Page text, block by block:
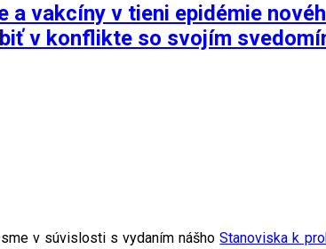
a vakcíny v tieni epidémie
v konflikte so svojím
v súvislosti s vydaním nášhoStanoviska k